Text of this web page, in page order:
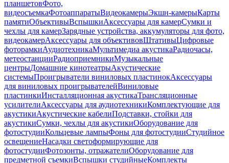
планшетовФото,
видеосъемкаФотоаппаратыВидеокамерыЭкшн-камерыКарты
памятиОбъективыВспышкиАксессуары для камерСумки и
чехлы для камерЗарядные устройства, аккумуляторы для фото,
видеокамерАксессуары для объективовШтативыЦифровые
фоторамкиАудиотехникаМультимедиа акустикаРадиочасы,
метеостанцииРадиоприемникиМузыкальные
центрыДомашние кинотеатрыАкустические
системыПроигрыватели виниловых пластинокАксессуары
для виниловых проигрывателейВиниловые
пластинкиИнсталляционная акустикаТрансляционные
усилителиАксессуары для аудиотехникиКомплектующие для
акустикиАкустические кабелиПодставки, стойки для
акустикиСумки, чехлы для акустикиОборудование для
фотостудииКольцевые лампыФоны для фотостудииСтудийное
освещениеНасадки светоформирующие для
фотостудииФотозонты, отражателиОборудование для
предметной съемкиВспышки студийныеКомплекты